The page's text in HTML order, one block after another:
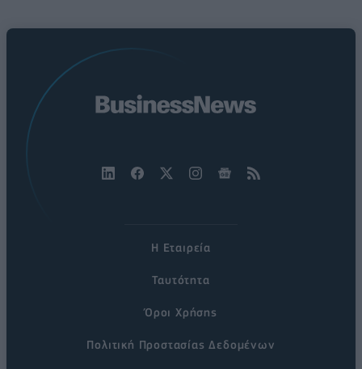
Η Εταιρεία
Ταυτότητα
Όροι Χρήσης
Πολιτική Προστασίας Δεδομένων